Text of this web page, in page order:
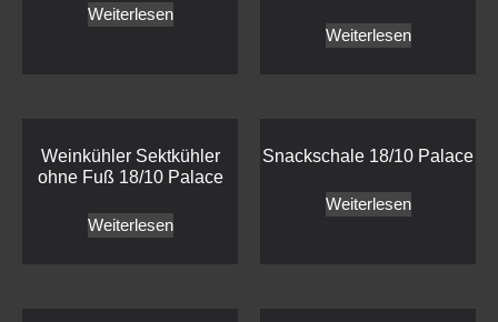
Weiterlesen
Weiterlesen
Weinkühler Sektkühler
ohne Fuß 18/10 Palace
Weiterlesen
Snackschale 18/10 Palace
Weiterlesen